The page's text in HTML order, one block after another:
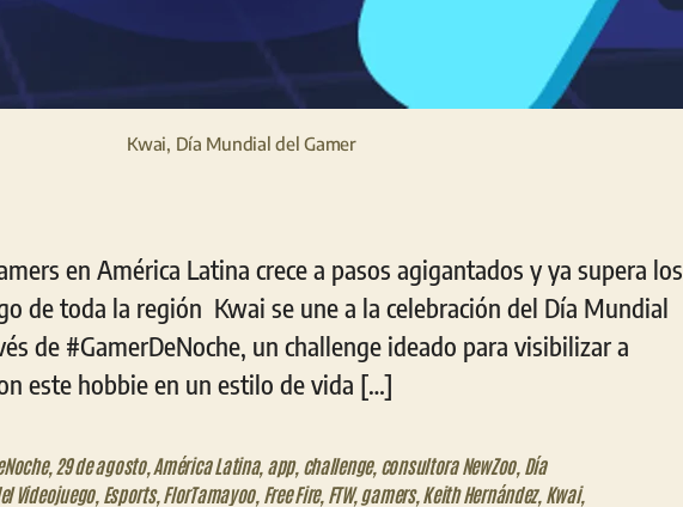
Kwai, Día Mundial del Gamer
en América Latina crece a pasos agigantados y ya supera los
de toda la región Kwai se une a la celebración del Día Mundial
de #GamerDeNoche, un challenge ideado para visibilizar a
este hobbie en un estilo de vida […]
, 29 de agosto, América Latina, app, challenge, consultora NewZoo, Día
Videojuego, Esports, FlorTamayoo, Free Fire, FTW, gamers, Keith Hernández, Kwai,